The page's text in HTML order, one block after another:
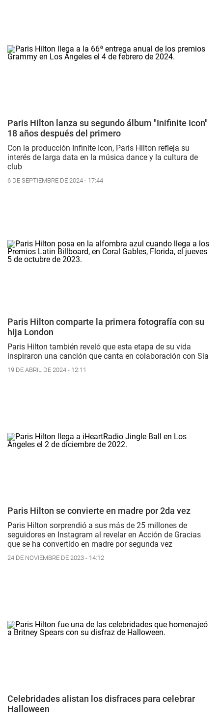
Paris Hilton lanza su segundo álbum "Inifinite Icon"
18 años después del primero
Con la producción Infinite Icon, Paris Hilton refleja su
interés de larga data en la música dance y la cultura de
club
6 DE SEPTIEMBRE DE 2024 - 17:44
Paris Hilton comparte la primera fotografía con su
hija London
Paris Hilton también reveló que esta etapa de su vida
inspiraron una canción que canta en colaboración con Sia
19 DE ABRIL DE 2024 - 12:11
Paris Hilton se convierte en madre por 2da vez
Paris Hilton sorprendió a sus más de 25 millones de
seguidores en Instagram al revelar en Acción de Gracias
que se ha convertido en madre por segunda vez
24 DE NOVIEMBRE DE 2023 - 14:12
Celebridades alistan los disfraces para celebrar
Halloween